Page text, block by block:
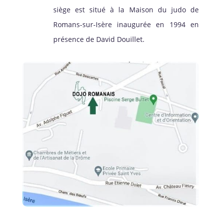
siège est situé à la Maison du judo de
Romans-sur-Isère inaugurée en 1994 en
présence de David Douillet.